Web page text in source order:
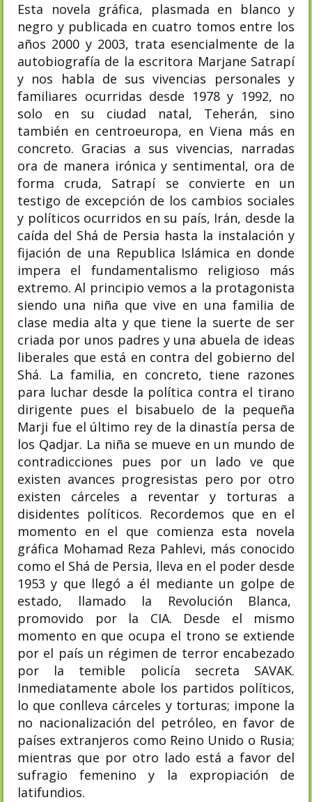
Esta novela gráfica, plasmada en blanco y
negro y publicada en cuatro tomos entre los
años 2000 y 2003, trata esencialmente de la
autobiografía de la escritora Marjane Satrapí
y nos habla de sus vivencias personales y
familiares ocurridas desde 1978 y 1992, no
solo en su ciudad natal, Teherán, sino
también en centroeuropa, en Viena más en
concreto. Gracias a sus vivencias, narradas
ora de manera irónica y sentimental, ora de
forma cruda, Satrapí se convierte en un
testigo de excepción de los cambios sociales
y políticos ocurridos en su país, Irán, desde la
caída del Shá de Persia hasta la instalación y
fijación de una Republica Islámica en donde
impera el fundamentalismo religioso más
extremo. Al principio vemos a la protagonista
siendo una niña que vive en una familia de
clase media alta y que tiene la suerte de ser
criada por unos padres y una abuela de ideas
liberales que está en contra del gobierno del
Shá. La familia, en concreto, tiene razones
para luchar desde la política contra el tirano
dirigente pues el bisabuelo de la pequeña
Marji fue el último rey de la dinastía persa de
los Qadjar. La niña se mueve en un mundo de
contradicciones pues por un lado ve que
existen avances progresistas pero por otro
existen cárceles a reventar y torturas a
disidentes políticos. Recordemos que en el
momento en el que comienza esta novela
gráfica Mohamad Reza Pahlevi, más conocido
como el Shá de Persia, lleva en el poder desde
1953 y que llegó a él mediante un golpe de
estado, llamado la Revolución Blanca,
promovido por la CIA. Desde el mismo
momento en que ocupa el trono se extiende
por el país un régimen de terror encabezado
por la temible policía secreta SAVAK.
Inmediatamente abole los partidos políticos,
lo que conlleva cárceles y torturas; impone la
no nacionalización del petróleo, en favor de
países extranjeros como Reino Unido o Rusia;
mientras que por otro lado está a favor del
sufragio femenino y la expropiación de
latifundios.